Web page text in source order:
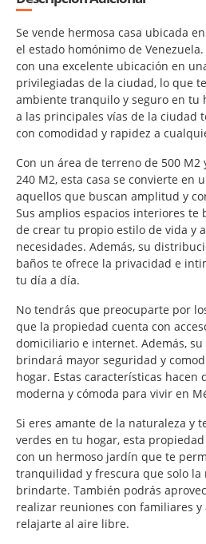
Se vende hermosa casa ubicada
el estado homónimo de
con una excelente ubicación en
privilegiadas de la ciudad, lo que
ambiente tranquilo y seguro en tu
a las principales vías de la ciudad
con comodidad y rapidez a
Con un área de terreno de 500
240 M2, esta casa se convierte en
aquellos que buscan amplitud y
Sus amplios espacios interiores
de crear tu propio estilo de vida y
necesidades. Además, su
baños te ofrece la privacidad e
tu día a día.
No tendrás que preocuparte por
que la propiedad cuenta con
domiciliario e internet. Además,
brindará mayor seguridad y
hogar. Estas características hacen
moderna y cómoda para vivir en
Si eres amante de la naturaleza y
verdes en tu hogar, esta
con un hermoso jardín que te
tranquilidad y frescura que solo la
brindarte. También podrás
realizar reuniones con familiares
relajarte al aire libre.